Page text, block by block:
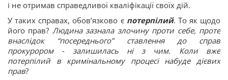
і не отримав справедливої кваліфікації своїх дій.
У таких справах, обов’язково є потерпілий. То як щодо
його прав? Людина зазнала злочину проти себе, проте
внаслідок “посереднього” ставлення до справ
прокурором - залишилась ні з чим. Коли вже
потерпілий в кримінальному процесі набуде дієвих
прав?